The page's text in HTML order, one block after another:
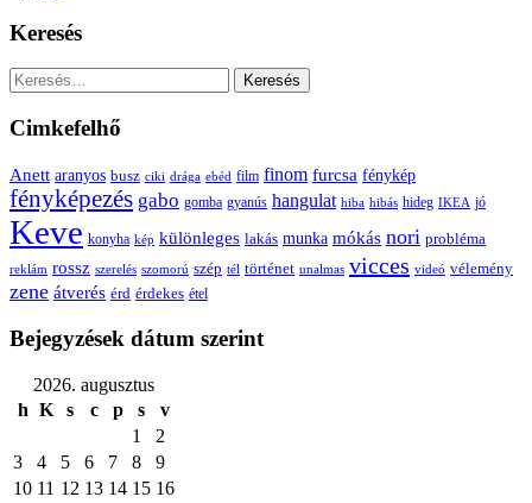
Keresés
Keresés:
Cimkefelhő
Anett aranyos busz ciki drága ebéd film finom furcsa fénykép
fényképezés gabo gomba gyanús hangulat hiba hibás hideg IKEA jó
Keve konyha kép különleges lakás munka mókás nori probléma
reklám rossz szerelés szomorú szép tél történet unalmas vicces videó vélemény
zene átverés érd érdekes étel
Bejegyzések dátum szerint
2026. augusztus
h K s c p s
v
1
2
3
4 5 6 7 8
9
10 11 12 13 14 15 16